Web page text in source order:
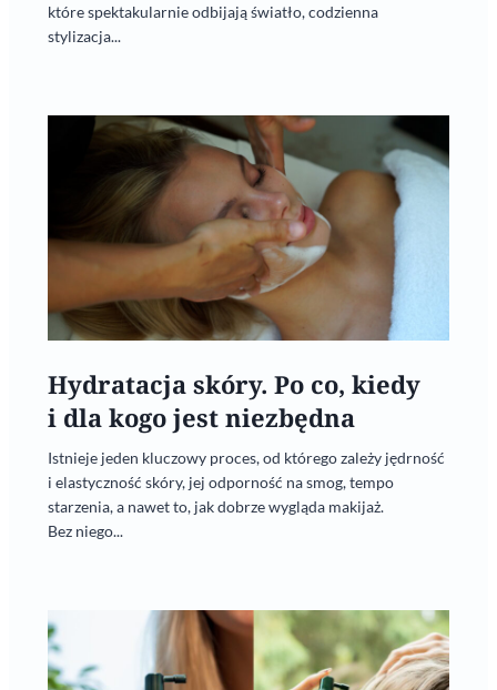
które spektakularnie odbijają światło, codzienna
stylizacja...
Hydratacja skóry. Po co, kiedy
i dla kogo jest niezbędna
Istnieje jeden kluczowy proces, od którego zależy jędrność
i elastyczność skóry, jej odporność na smog, tempo
starzenia, a nawet to, jak dobrze wygląda makijaż.
Bez niego...